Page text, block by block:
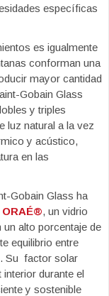
específicas
es igualmente
conforman una
mayor cantidad
Gobain Glass
y triples
luz natural a la vez
y acústico,
en las
Gobain Glass ha
ORAÉ®, un vidrio
alto porcentaje de
equilibrio entre
Su factor solar
durante el
y sostenible